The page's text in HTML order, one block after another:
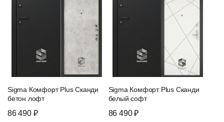
Sigma Комфорт Plus Сканди
бетон лофт
86 490 ₽
Sigma Комфорт Plus Сканди
белый софт
86 490 ₽